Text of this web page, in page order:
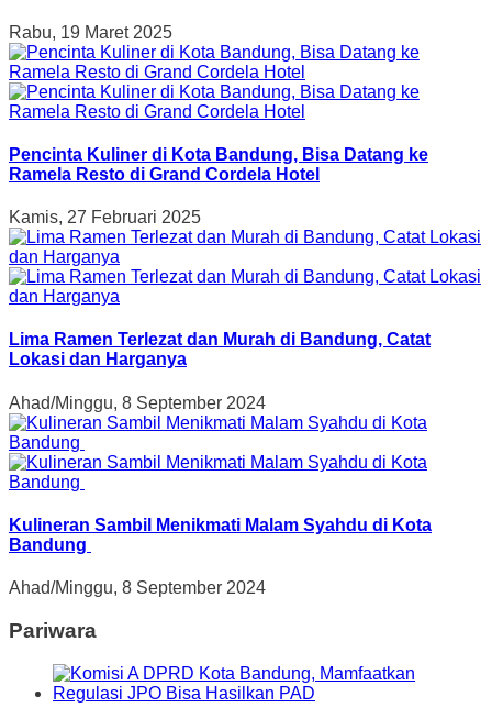
Rabu, 19 Maret 2025
Pencinta Kuliner di Kota Bandung, Bisa Datang ke
Ramela Resto di Grand Cordela Hotel
Kamis, 27 Februari 2025
Lima Ramen Terlezat dan Murah di Bandung, Catat
Lokasi dan Harganya
Ahad/Minggu, 8 September 2024
Kulineran Sambil Menikmati Malam Syahdu di Kota
Bandung
Ahad/Minggu, 8 September 2024
Pariwara